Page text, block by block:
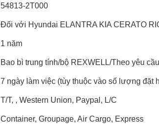
54813-2T000
Đối với Hyundai ELANTRA KIA CERATO
1 năm
Bao bì trung tính/bộ REXWELL/Theo yêu
7 ngày làm việc (tùy thuộc vào số lượng đặt
T/T, , Western Union, Paypal, L/C
Container, Groupage, Air Cargo, Express